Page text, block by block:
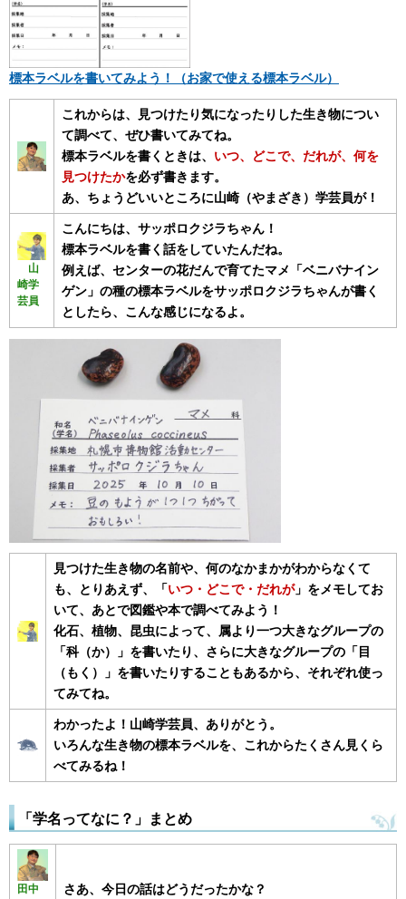
標本ラベルを書いてみよう！（お家で使える標本ラベル）
これからは、見つけたり気になったりした生き物につい
て調べて、ぜひ書いてみてね。
標本ラベルを書くときは、 いつ、どこで、だれが、何を
見つけたかを必ず書きます。
あ、ちょうどいいところに山崎（やまざき）学芸員が！
山
崎学
芸員
こんにちは、サッポロクジラちゃん！
標本ラベルを書く話をしていたんだね。
例えば、センターの花だんで育てたマメ「ベニバナイン
ゲン」の種の標本ラベルをサッポロクジラちゃんが書く
としたら、こんな感じになるよ。
見つけた生き物の名前や、何のなかまかがわからなくて
も、とりあえず、「いつ・どこで・だれが」をメモしてお
いて、あとで図鑑や本で調べてみよう！
化石、植物、昆虫によって、属より一つ大きなグループの
「科（か）」を書いたり、さらに大きなグループの「目
（もく）」を書いたりすることもあるから、それぞれ使っ
てみてね。
わかったよ！山崎学芸員、ありがとう。
いろんな生き物の標本ラベルを、これからたくさん見くら
べてみるね！
「学名ってなに？」まとめ
田中
さあ、今日の話はどうだったかな？